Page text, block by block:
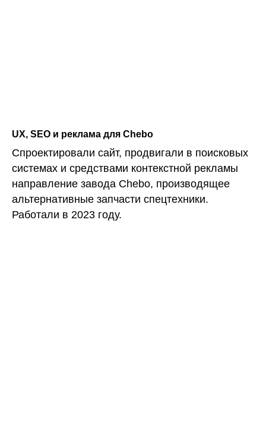
UX, SEO и реклама для Chebo
Спроектировали сайт, продвигали в поисковых
системах и средствами контекстной рекламы
направление завода Chebo, производящее
альтернативные запчасти спецтехники.
Работали в 2023 году.